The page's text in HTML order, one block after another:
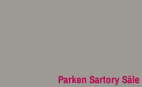
Parken Sartory